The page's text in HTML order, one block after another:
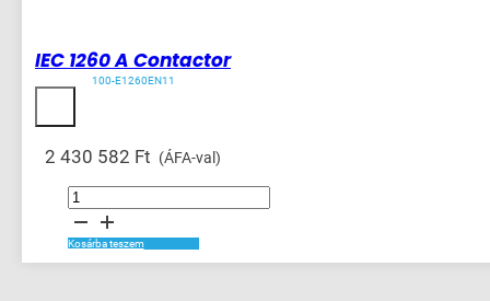
IEC 1260 A Contactor
100-E1260EN11
2 430 582 Ft (ÁFA-val)
IEC
1260
Contactor
mennyiség
Kosárba teszem